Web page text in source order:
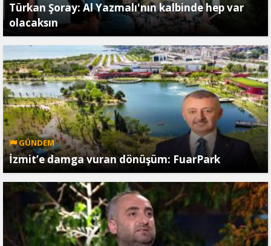
Türkan Şoray: Al Yazmalı'nın kalbinde hep var
olacaksın
GÜNDEM
İzmit’e damga vuran dönüşüm: FuarPark